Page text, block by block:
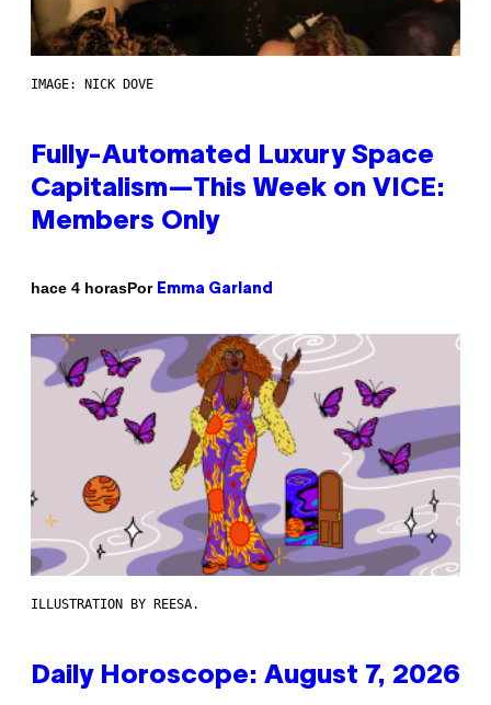
IMAGE: NICK DOVE
Fully-Automated Luxury Space
Capitalism—This Week on VICE:
Members Only
hace 4 horasPor Emma Garland
ILLUSTRATION BY REESA.
Daily Horoscope: August 7, 2026